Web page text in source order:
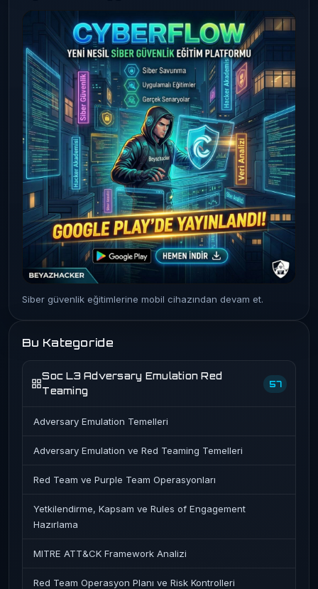
Siber güvenlik eğitimlerine mobil cihazından devam et.
Bu Kategoride
Soc L3 Adversary Emulation Red
Teaming
57
Adversary Emulation Temelleri
Adversary Emulation ve Red Teaming Temelleri
Red Team ve Purple Team Operasyonları
Yetkilendirme, Kapsam ve Rules of Engagement
Hazırlama
MITRE ATT&CK Framework Analizi
Red Team Operasyon Planı ve Risk Kontrolleri